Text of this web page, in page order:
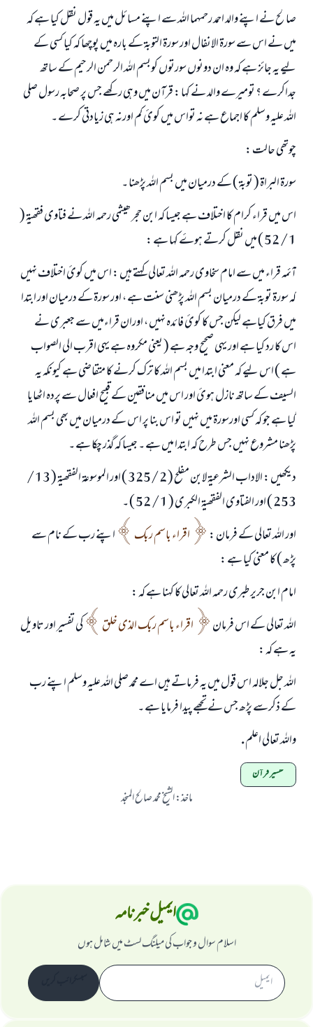
صالح نے اپنے والد احمد رحمہما اللہ سے اپنے مسا‏ئل میں یہ قول نقل کیا ہے کہ
میں نے اس سے سورۃ الانفال اور سورۃ التوبۃ کے بارہ میں پوچھا کہ کیا کسی کے
لیے یہ جائز ہے کہ وہ ان دونوں سورتوں کوبسم اللہ الرحمن الرحیم کے ساتھ
جداکرے ؟ تومیرے والد نے کہا : قرآن میں وہی رکھے جس پر صحابہ رسول صلی
اللہ علیہ وسلم کا اجماع ہے نہ تواس میں کوئ کم اورنہ ہی زیادتی کرے ۔
چوتھی حالت :
سورۃ البراۃ ( توبۃ ) کے درمیان میں بسم اللہ پڑھنا ۔
اس میں قراء کرام کا اختلاف ہے جیسا کہ ابن حجر ھیثمی رحمہ اللہ نے فتاوی فقھیۃ (
1 / 52 ) میں نقل کرتے ہوۓ کہا ہے :
آئمہ قراء میں سے امام سخاوی رحمہ اللہ تعالی کہتے ہیں : اس میں کوئ اختلاف نہيں
کہ سورۃ توبۃ کے درمیان بسم اللہ پڑھنی سنت ہے ، اور سورۃ کے درمیان اور ابتدا
میں فرق کیاہے لیکن جس کا کوئ فا‏ئدہ نہیں ، اوران قراءمیں سے جعبری نے
اس کا رد کیا ہے اور یہی صحیح وجہ ہے ( یعنی مکروہ ہے یہی اقرب الی الصواب
ہے ) اس لیے کہ معنی ابتدا میں بسم اللہ کا ترک کرنے کا متقاضی ہے کیونکہ یہ
السیف کے ساتھ نازل ہوئ اور اس میں منافقین کے قبیح افعال سے پردہ اٹھایا
گیا ہے جو کہ کسی اورسورۃ میں نہیں تو اس بنا پر اس کے درمیان میں بھی بسم اللہ
پڑھنا مشروع نہیں جس طرح کہ ابتدا میں ہے ۔ جیسا کہ گذر چکا ہے ۔
دیکھیں : الاداب الشرعیۃ لابن مفلح ( 2 /325 ) اور الموسوعۃ الفقھیۃ ( 13 /
253 ) اور الفتاوی الفقھیۃ الکبری ( 1 / 52 ) ۔
اور اللہ تعالی کے فرمان :
اقراء باسم ربک
اپنے رب کے نام سے
پڑھ ) کا معنی کیا ہے :
امام ابن جریر طبری رحمہ اللہ تعالی کا کہنا ہے کہ :
اللہ تعالی کے اس فرمان
اقراء باسم ربک الذی خلق
کی تفسیر اور تاویل
یہ ہے کہ :
اللہ جل جلالہ اس قول میں یہ فرماتے ہیں اے محمد صلی اللہ علیہ وسلم اپنے رب
کے ذکرسے پڑھ جس نے تجھے پیدا فرمایا ہے ۔
واللہ تعالی اعلم .
تفسیر قرآن
ماخذ:الشيخ محمد صالح المنجد
ایمیل خبرنامہ
اسلام سوال و جواب کی میلنگ لسٹ میں شامل ہوں